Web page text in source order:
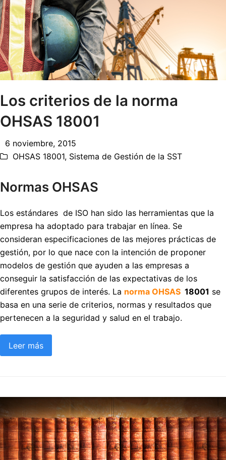
Los criterios de la norma
OHSAS 18001
6 noviembre, 2015
OHSAS 18001, Sistema de Gestión de la SST
Normas OHSAS
Los estándares de ISO han sido las herramientas que la
empresa ha adoptado para trabajar en línea. Se
consideran especificaciones de las mejores prácticas de
gestión, por lo que nace con la intención de proponer
modelos de gestión que ayuden a las empresas a
conseguir la satisfacción de las expectativas de los
diferentes grupos de interés. La norma OHSAS 18001 se
basa en una serie de criterios, normas y resultados que
pertenecen a la seguridad y salud en el trabajo.
Leer más